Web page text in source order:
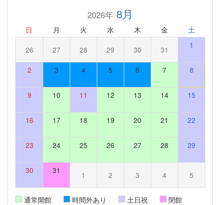
2026年8月
日 月 火 水 木 金 土
26 27 28 29 30 31 1
2 3 4 5 6 7 8
9 10 11 12 13 14 15
16 17 18 19 20 21 22
23 24 25 26 27 28 29
30 31 1 2 3 4 5
通常開館 時間外あり 土日祝 閉館